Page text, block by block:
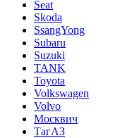
Seat
Skoda
SsangYong
Subaru
Suzuki
TANK
Toyota
Volkswagen
Volvo
Москвич
ТагАЗ